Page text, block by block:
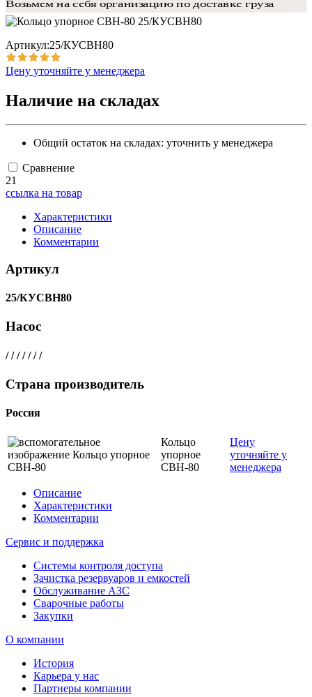
Артикул:25/КУСВН80
Цену уточняйте у менеджера
Наличие на складах
Общий остаток на складах: уточнить у менеджера
Сравнение
21
ссылка на товар
Характеристики
Описание
Комментарии
Артикул
25/КУСВН80
Насос
/ / / / / / /
Страна производитель
Россия
Кольцо
упорное
СВН-80
Цену
уточняйте у
менеджера
Описание
Характеристики
Комментарии
Сервис и поддержка
Системы контроля доступа
Зачистка резервуаров и емкостей
Обслуживание АЗС
Сварочные работы
Закупки
О компании
История
Карьера у нас
Партнеры компании